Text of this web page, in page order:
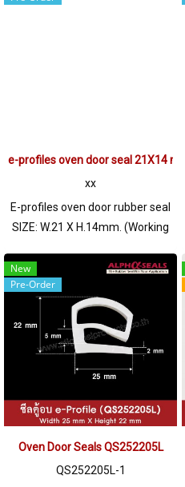
e-profiles oven door seal 21X14 mm
xx
E-profiles oven door rubber seal
SIZE: W.21 X H.14mm. (Working
elasticity, good recovery, endure
excellent environment Tel: 0
2489 5525/09 2656 8846 LINE
@: @ptiglobal
New
Pre-Order
Oven Door Seals QS252205L
QS252205L-1